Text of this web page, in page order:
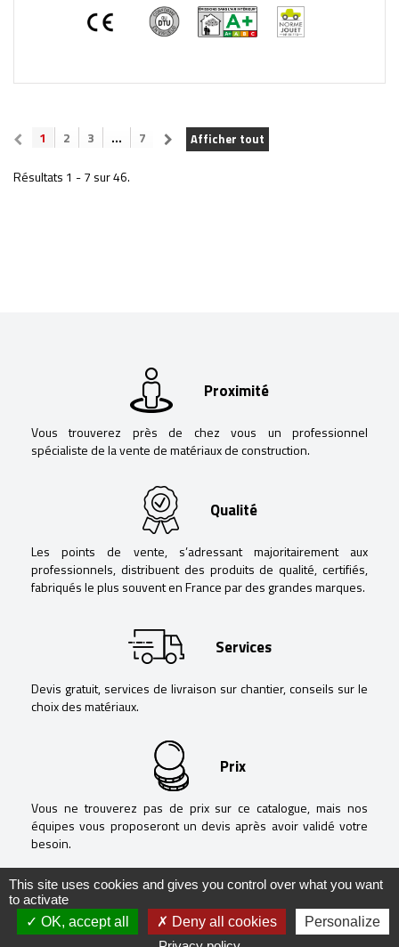
Afficher tout
1 2 3 ... 7
Résultats 1 - 7 sur 46.
Proximité
Vous trouverez près de chez vous un professionnel
spécialiste de la vente de matériaux de construction.
Qualité
Les points de vente, s’adressant majoritairement aux
professionnels, distribuent des produits de qualité, certifiés,
fabriqués le plus souvent en France par des grandes marques.
Services
Devis gratuit, services de livraison sur chantier, conseils sur le
choix des matériaux.
Prix
Vous ne trouverez pas de prix sur ce catalogue, mais nos
équipes vous proposeront un devis après avoir validé votre
besoin.
@ Negoguide - 2020 - Mentions légales- Politique de confidentialité-
This site uses cookies and gives you control over what you want
to activate
OK, accept all
Deny all cookies
Personalize